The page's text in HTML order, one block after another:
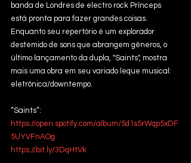
banda de Londres de electro rock Prïnceps
está pronta para fazer grandes coisas.
Enquanto seu repertório é um explorador
destemido de sons que abrangem gêneros, o
último lançamento da dupla, "Saints", mostra
mais uma obra em seu variado leque musical:
eletrônica/downtempo.
“Saints”:
https://open.spotify.com/album/5d1s5rWqp5xDF
5UYVFnAOg
https://bit.ly/3DqHtVk